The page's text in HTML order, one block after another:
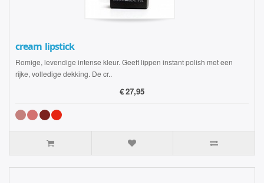
cream lipstick
Romige, levendige intense kleur. Geeft lippen instant polish met een
rijke, volledige dekking. De cr..
€ 27,95